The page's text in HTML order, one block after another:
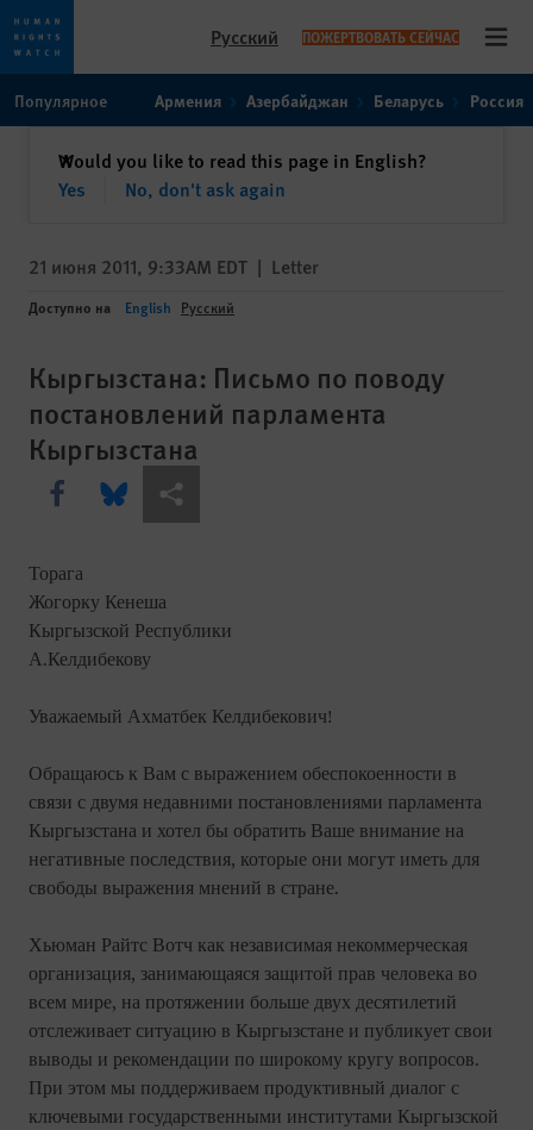
toto
content
Русский ПОЖЕРТВОВАТЬ СЕЙЧАС
Популярное Армения Азербайджан Беларусь Россия
Would you like to read this page in English?
Yes
No, don't ask again
✕закрыть
21 июня 2011, 9:33AM EDT | Letter
Доступно на English Русский
Кыргызстана: Письмо по поводу
постановлений парламента
Кыргызстана
Share this via Facebook
Share this via Bluesky
Share this via Поделиться
Торага
Жогорку Кенеша
Кыргызской Республики
А.Келдибекову
Уважаемый Ахматбек Келдибекович!
Обращаюсь к Вам с выражением обеспокоенности в
связи с двумя недавними постановлениями парламента
Кыргызстана и хотел бы обратить Ваше внимание на
негативные последствия, которые они могут иметь для
свободы выражения мнений в стране.
Хьюман Райтс Вотч как независимая некоммерческая
организация, занимающаяся защитой прав человека во
всем мире, на протяжении больше двух десятилетий
отслеживает ситуацию в Кыргызстане и публикует свои
выводы и рекомендации по широкому кругу вопросов.
При этом мы поддерживаем продуктивный диалог с
ключевыми государственными институтами Кыргызской